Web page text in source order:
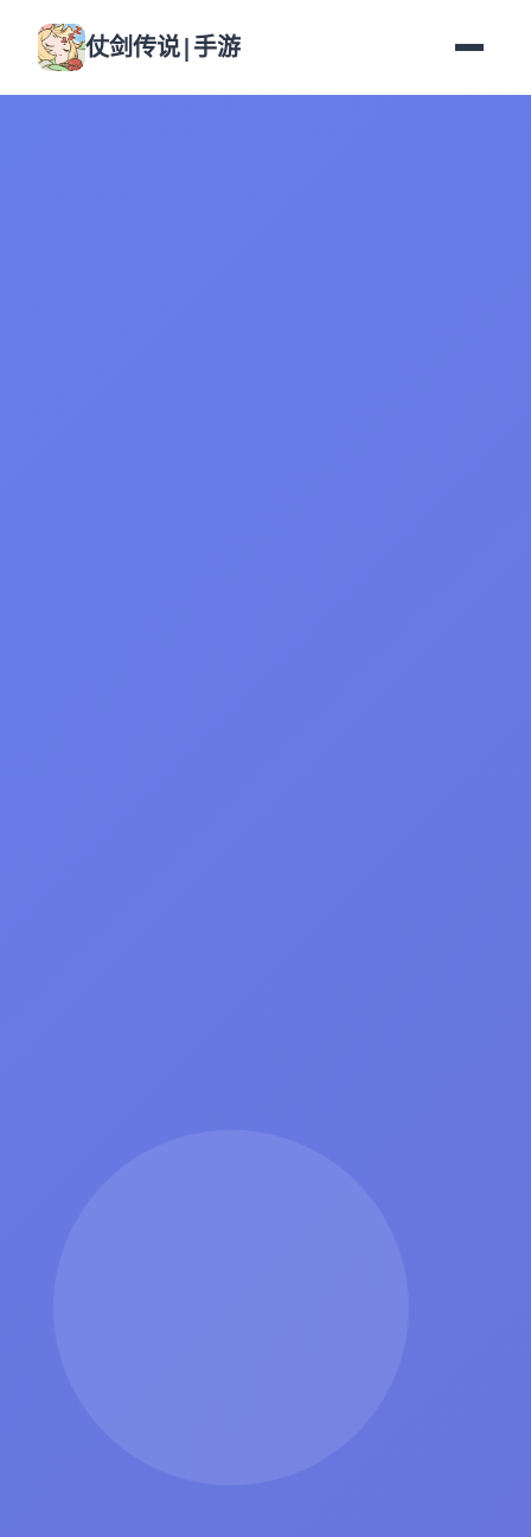
仗剑传说|手游